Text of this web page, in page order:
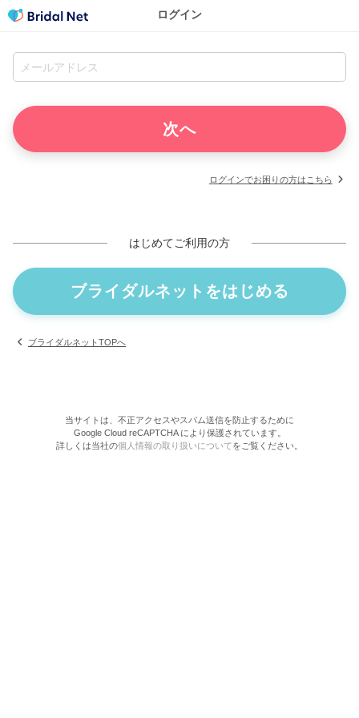
ログイン
ログインでお困りの方はこちら
はじめてご利用の方
ブライダルネットをはじめる
ブライダルネットTOPへ
当サイトは、不正アクセスやスパム送信を防止するために
Google Cloud reCAPTCHA により保護されています。
詳しくは当社の個人情報の取り扱いについてをご覧ください。